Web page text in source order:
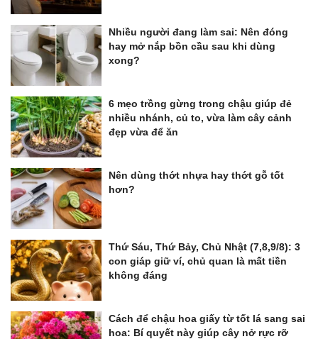
Nhiều người đang làm sai: Nên đóng
hay mở nắp bồn cầu sau khi dùng
xong?
6 mẹo trồng gừng trong chậu giúp đẻ
nhiều nhánh, củ to, vừa làm cây cảnh
đẹp vừa để ăn
Nên dùng thớt nhựa hay thớt gỗ tốt
hơn?
Thứ Sáu, Thứ Bảy, Chủ Nhật (7,8,9/8): 3
con giáp giữ ví, chủ quan là mất tiền
không đáng
Cách để chậu hoa giấy từ tốt lá sang sai
hoa: Bí quyết này giúp cây nở rực rỡ